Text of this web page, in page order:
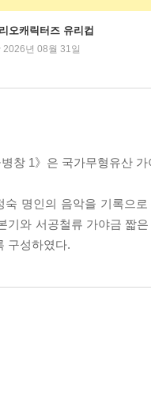
오캐릭터즈 유리컵
년 08월 31일
병창 1》은 국가무형유산
숙 명인의 음악을 기록으
기와 서공철류 가야금 짧
구성하였다.